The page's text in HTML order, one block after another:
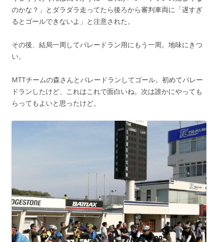
のかな？」とダラダラ走ってたら後ろから審判車両に「遅すぎ
るとゴールできないよ」と注意された。
その後、結局一周してパレードラン用にもう一周。地味にきつ
い。
MTTチームの森さんとパレードランしてゴール。初めてパレー
ドランしたけど、これはこれで面白いね。次は誰かにやっても
らってもよいと思ったけど。